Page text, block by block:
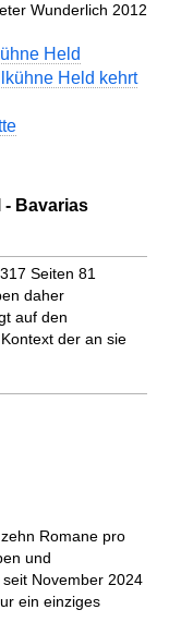
Wunderlich 2012
Held
Held kehrt
- Bavarias
Seiten 81
daher
auf den
der an sie
Romane pro
und
November 2024
ein einziges